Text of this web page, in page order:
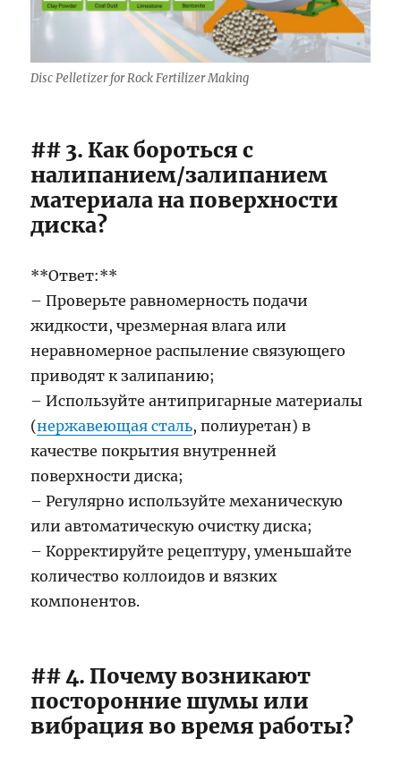
Disc Pelletizer for Rock Fertilizer Making
## 3. Как бороться с
налипанием/залипанием
материала на поверхности
диска?
**Ответ:**
– Проверьте равномерность подачи
жидкости, чрезмерная влага или
неравномерное распыление связующего
приводят к залипанию;
– Используйте антипригарные материалы
(нержавеющая сталь, полиуретан) в
качестве покрытия внутренней
поверхности диска;
– Регулярно используйте механическую
или автоматическую очистку диска;
– Корректируйте рецептуру, уменьшайте
количество коллоидов и вязких
компонентов.
## 4. Почему возникают
посторонние шумы или
вибрация во время работы?